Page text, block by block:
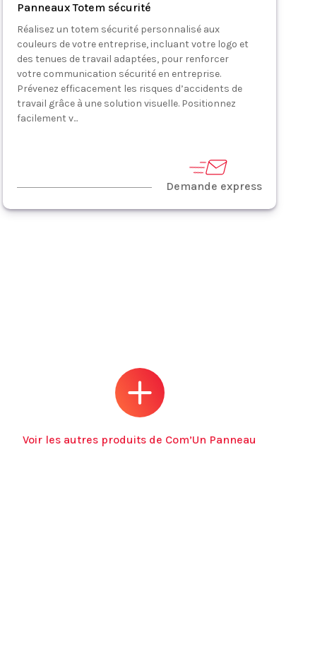
Panneaux Totem sécurité
Réalisez un totem sécurité personnalisé aux
couleurs de votre entreprise, incluant votre logo et
des tenues de travail adaptées, pour renforcer
votre communication sécurité en entreprise.
Prévenez efficacement les risques d’accidents de
travail grâce à une solution visuelle. Positionnez
facilement v...
Demande express
Voir les autres produits de Com’Un Panneau